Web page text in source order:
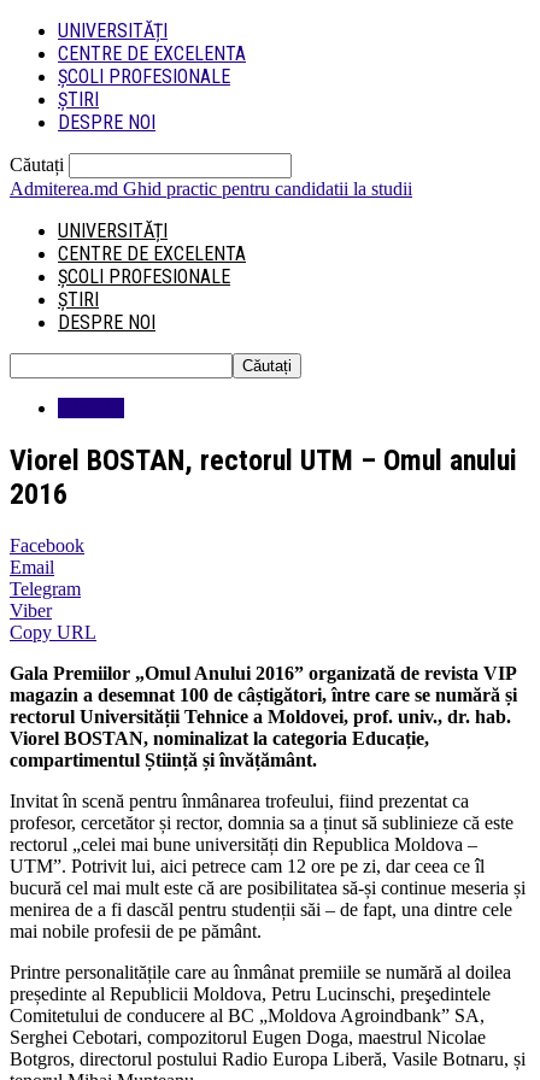
UNIVERSITĂȚI
CENTRE DE EXCELENTA
ȘCOLI PROFESIONALE
ȘTIRI
DESPRE NOI
Căutați
Admiterea.md Ghid practic pentru candidatii la studii
UNIVERSITĂȚI
CENTRE DE EXCELENTA
ȘCOLI PROFESIONALE
ȘTIRI
DESPRE NOI
Viorel BOSTAN, rectorul UTM – Omul anului
2016
Facebook
Email
Telegram
Viber
Copy URL
Gala Premiilor „Omul Anului 2016” organizată de revista VIP
magazin a desemnat 100 de câștigători, între care se numără și
rectorul Universității Tehnice a Moldovei, prof. univ., dr. hab.
Viorel BOSTAN, nominalizat la categoria Educație,
compartimentul Știință și învățământ.
Invitat în scenă pentru înmânarea trofeului, fiind prezentat ca
profesor, cercetător și rector, domnia sa a ținut să sublinieze că este
rectorul „celei mai bune universități din Republica Moldova –
UTM”. Potrivit lui, aici petrece cam 12 ore pe zi, dar ceea ce îl
bucură cel mai mult este că are posibilitatea să-și continue meseria și
menirea de a fi dascăl pentru studenții săi – de fapt, una dintre cele
mai nobile profesii de pe pământ.
Printre personalitățile care au înmânat premiile se numără al doilea
președinte al Republicii Moldova, Petru Lucinschi, preşedintele
Comitetului de conducere al BC „Moldova Agroindbank” SA,
Serghei Cebotari, compozitorul Eugen Doga, maestrul Nicolae
Botgros, directorul postului Radio Europa Liberă, Vasile Botnaru, și